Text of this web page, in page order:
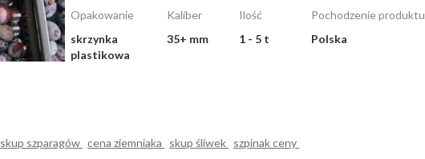
Opakowanie
skrzynka
plastikowa
Kaliber
35+ mm
Ilość
1 - 5 t
Pochodzenie produktu
Polska
skup szparagów cena ziemniaka skup śliwek szpinak ceny